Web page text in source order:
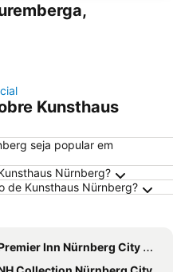
Kunsthaus
seja popular em
Nürnberg?
de Kunsthaus Nürnberg?
Inn Nürnberg City Opernhaus